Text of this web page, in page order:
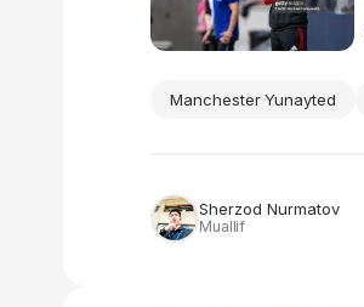
Manchester Yunayted
Sherzod Nurmatov
Muallif